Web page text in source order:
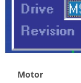
Motor